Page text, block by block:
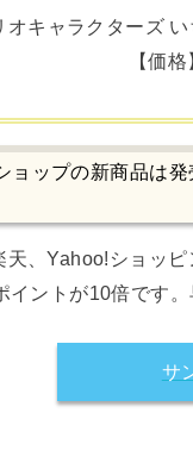
オキャラクターズ
【価
ョップの新商品は
天、Yahoo!ショッ
イントが10倍です
サ